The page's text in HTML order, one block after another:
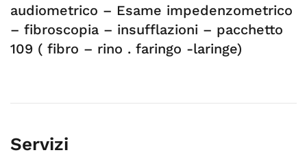
audiometrico – Esame impedenzometrico
– fibroscopia – insufflazioni – pacchetto
109 ( fibro – rino . faringo -laringe)
Servizi